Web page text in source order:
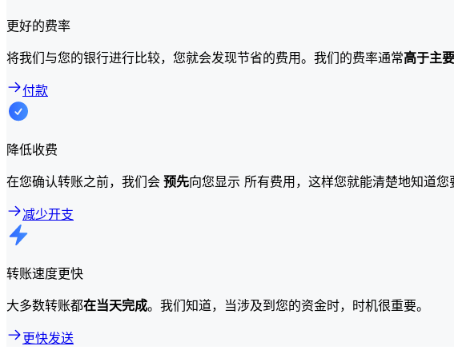
更好的费率
将我们与您的银行进行比较，您就会发现节省的费用。我们的费率通常高于主
付款
降低收费
在您确认转账之前，我们会 预先向您显示 所有费用，这样您就能清楚地知道
减少开支
转账速度更快
大多数转账都在当天完成。我们知道，当涉及到您的资金时，时机很重要。
更快发送